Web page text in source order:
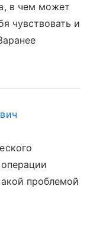
в чем может
чувствовать и
проблемой